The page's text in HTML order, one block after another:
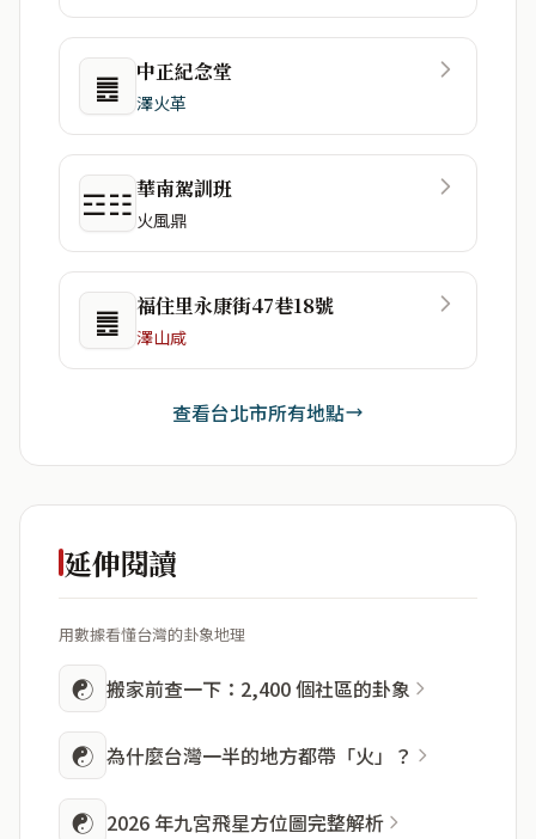
䷌ 中正紀念堂
澤火革
☲☷華南駕訓班
火風鼎
䷌ 福住里永康街47巷18號
澤山咸
查看台北市所有地點
延伸閱讀
用數據看懂台灣的卦象地理
☯ 搬家前查一下：2,400 個社區的卦象
☯ 為什麼台灣一半的地方都帶「火」？
☯ 2026 年九宮飛星方位圖完整解析